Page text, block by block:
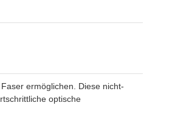
ermöglichen. Diese nicht-
optische